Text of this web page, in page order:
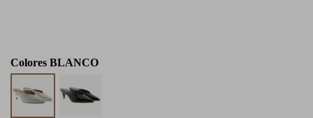
Colores BLANCO